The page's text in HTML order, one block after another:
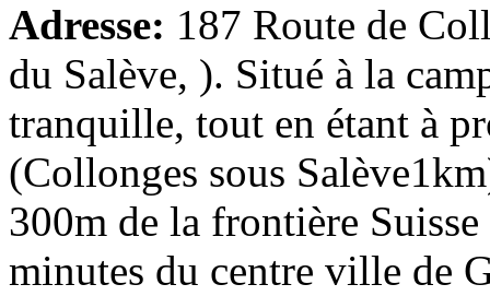
Adresse: 187 Route de
du Salève, ). Situé à la
tranquille, tout en étant à
(Collonges sous
300m de la frontière
minutes du centre ville de